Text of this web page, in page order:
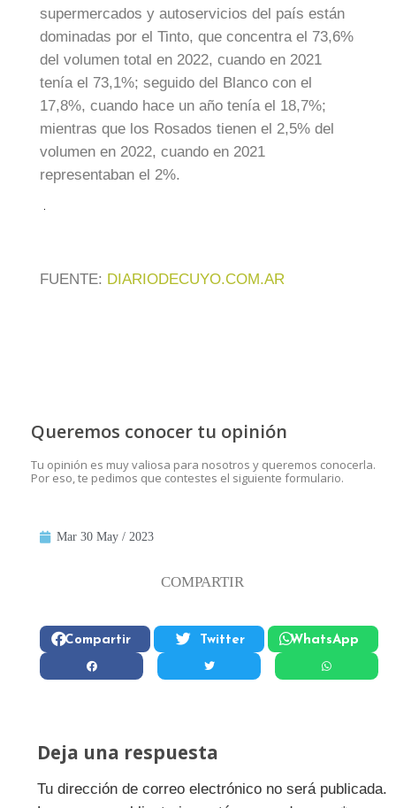
supermercados y autoservicios del país están
dominadas por el Tinto, que concentra el 73,6%
del volumen total en 2022, cuando en 2021
tenía el 73,1%; seguido del Blanco con el
17,8%, cuando hace un año tenía el 18,7%;
mientras que los Rosados tienen el 2,5% del
volumen en 2022, cuando en 2021
representaban el 2%.
FUENTE: DIARIODECUYO.COM.AR
Queremos conocer tu opinión
Tu opinión es muy valiosa para nosotros y queremos conocerla.
Por eso, te pedimos que contestes el siguiente formulario.
Mar 30 May / 2023
COMPARTIR
Compartir Twitter WhatsApp
Deja una respuesta
Tu dirección de correo electrónico no será publicada.